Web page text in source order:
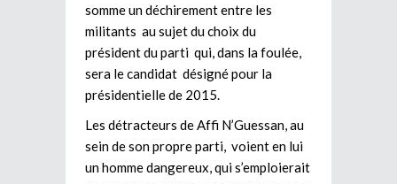
somme un déchirement entre les
militants au sujet du choix du
président du parti qui, dans la foulée,
sera le candidat désigné pour la
présidentielle de 2015.
Les détracteurs de Affi N’Guessan, au
sein de son propre parti, voient en lui
un homme dangereux, qui s’emploierait